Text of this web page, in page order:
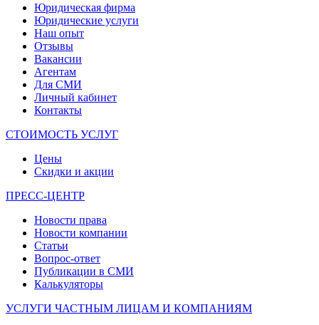
Юридическая фирма
Юридические услуги
Наш опыт
Отзывы
Вакансии
Агентам
Для СМИ
Личный кабинет
Контакты
СТОИМОСТЬ УСЛУГ
Цены
Скидки и акции
ПРЕСС-ЦЕНТР
Новости права
Новости компании
Статьи
Вопрос-ответ
Публикации в СМИ
Калькуляторы
УСЛУГИ ЧАСТНЫМ ЛИЦАМ И КОМПАНИЯМ